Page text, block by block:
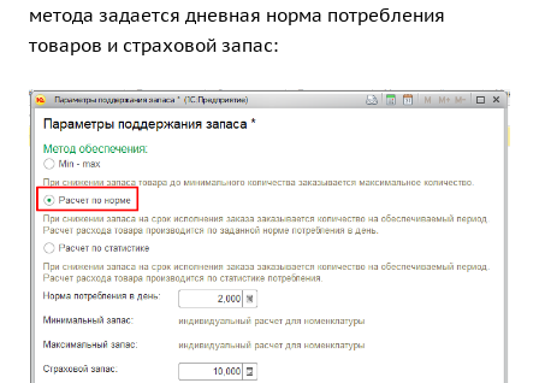
метода задается дневная норма потребления
товаров и страховой запас: